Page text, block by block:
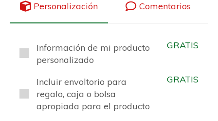
Personalización Comentarios
Información de mi producto
personalizado
GRATIS
Incluir envoltorio para
regalo, caja o bolsa
apropiada para el producto
GRATIS